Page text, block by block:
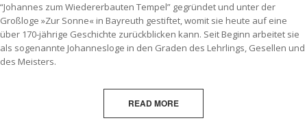
“Johannes zum Wiedererbauten Tempel” gegründet und unter der
Großloge »Zur Sonne« in Bayreuth gestiftet, womit sie heute auf eine
über 170-jährige Geschichte zurückblicken kann. Seit Beginn arbeitet sie
als sogenannte Johannesloge in den Graden des Lehrlings, Gesellen und
des Meisters.
READ MORE